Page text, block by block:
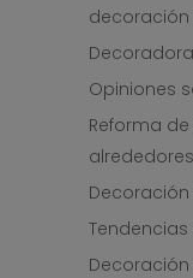
decoración
Opiniones
Reforma
alrededores